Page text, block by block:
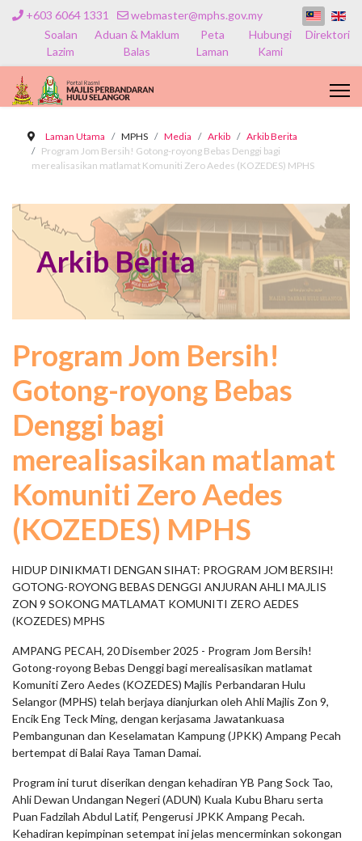
+603 6064 1331
webmaster@mphs.gov.my
Soalan
Lazim
Aduan & Maklum
Balas
Peta
Laman
Hubungi
Kami
Direktori
Laman Utama MPHS Media Arkib
Arkib Berita
Program Jom Bersih! Gotong-royong Bebas Denggi bagi
merealisasikan matlamat Komuniti Zero Aedes (KOZEDES) MPHS
Arkib Berita
Program Jom Bersih!
Gotong-royong Bebas
Denggi bagi
merealisasikan matlamat
Komuniti Zero Aedes
(KOZEDES) MPHS
HIDUP DINIKMATI DENGAN SIHAT: PROGRAM JOM BERSIH!
GOTONG-ROYONG BEBAS DENGGI ANJURAN AHLI MAJLIS
ZON 9 SOKONG MATLAMAT KOMUNITI ZERO AEDES
(KOZEDES) MPHS
AMPANG PECAH, 20 Disember 2025 - Program Jom Bersih!
Gotong-royong Bebas Denggi bagi merealisasikan matlamat
Komuniti Zero Aedes (KOZEDES) Majlis Perbandaran Hulu
Selangor (MPHS) telah berjaya dianjurkan oleh Ahli Majlis Zon 9,
Encik Eng Teck Ming, dengan kerjasama Jawatankuasa
Pembangunan dan Keselamatan Kampung (JPKK) Ampang Pecah
bertempat di Balai Raya Taman Damai.
Program ini turut diserikan dengan kehadiran YB Pang Sock Tao,
Ahli Dewan Undangan Negeri (ADUN) Kuala Kubu Bharu serta
Puan Fadzilah Abdul Latif, Pengerusi JPKK Ampang Pecah.
Kehadiran kepimpinan setempat ini jelas mencerminkan sokongan